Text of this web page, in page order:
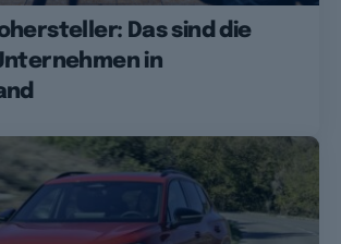
Das sind die
in